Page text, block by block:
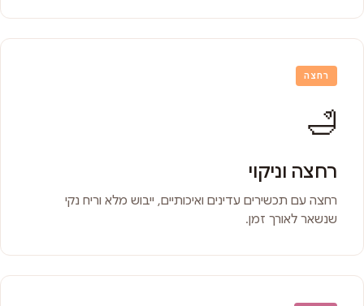
רחצה
🛁
רחצה וניקוי
רחצה עם תכשירים עדינים ואיכותיים, ייבוש מלא וריח נקי
שנשאר לאורך זמן.